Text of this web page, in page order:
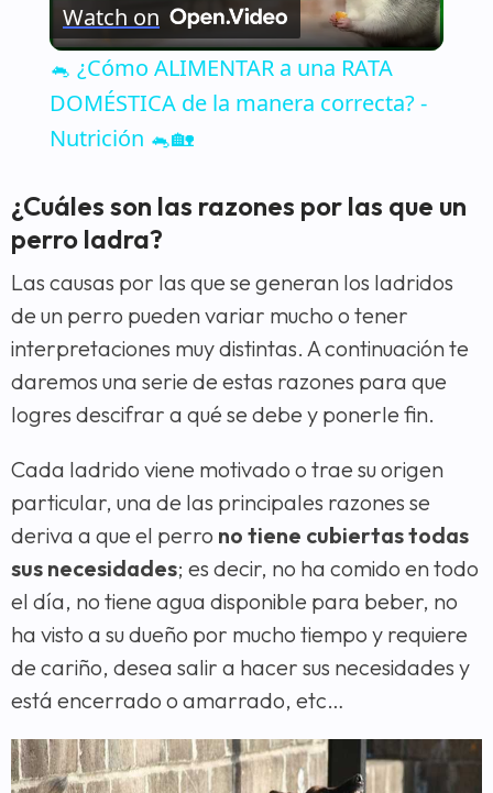
Video
Watch on
🐁 ¿Cómo ALIMENTAR a una RATA
DOMÉSTICA de la manera correcta? -
Nutrición 🐁🏡
¿Cuáles son las razones por las que un
perro ladra?
Las causas por las que se generan los ladridos
de un perro pueden variar mucho o tener
interpretaciones muy distintas. A continuación te
daremos una serie de estas razones para que
logres descifrar a qué se debe y ponerle fin.
Cada ladrido viene motivado o trae su origen
particular, una de las principales razones se
deriva a que el perro no tiene cubiertas todas
sus necesidades; es decir, no ha comido en todo
el día, no tiene agua disponible para beber, no
ha visto a su dueño por mucho tiempo y requiere
de cariño, desea salir a hacer sus necesidades y
está encerrado o amarrado, etc…